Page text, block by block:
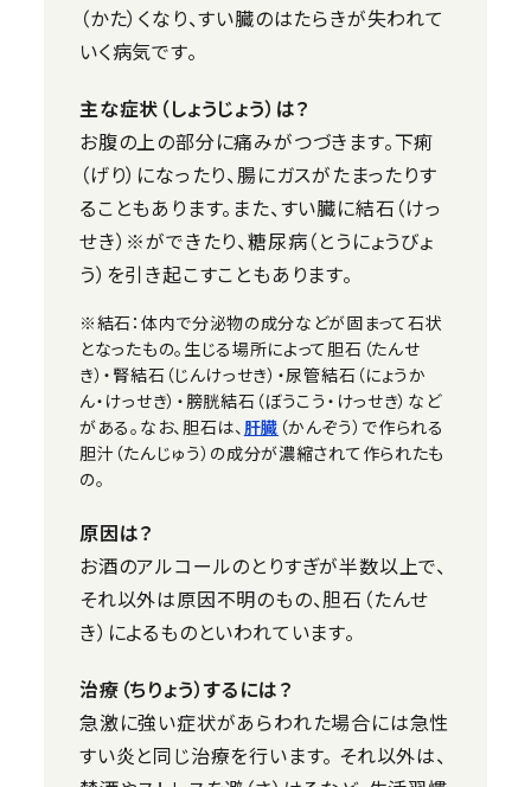
（かた）くなり、すい臓のはたらきが失われて
いく病気です。
主な症状（しょうじょう）は？
お腹の上の部分に痛みがつづきます。下痢
（げり）になったり、腸にガスがたまったりす
ることもあります。また、すい臓に結石（けっ
せき）※ができたり、糖尿病（とうにょうびょ
う）を引き起こすこともあります。
※結石：体内で分泌物の成分などが固まって石状
となったもの。生じる場所によって胆石（たんせ
き）・腎結石（じんけっせき）・尿管結石（にょうか
ん・けっせき）・膀胱結石（ぼうこう・けっせき）など
がある。なお、胆石は、 肝臓 （かんぞう）で作られる
胆汁（たんじゅう）の成分が濃縮されて作られたも
の。
原因は？
お酒のアルコールのとりすぎが半数以上で、
それ以外は原因不明のもの、胆石（たんせ
き）によるものといわれています。
治療（ちりょう）するには？
急激に強い症状があらわれた場合には急性
すい炎と同じ治療を行います。 それ以外は、